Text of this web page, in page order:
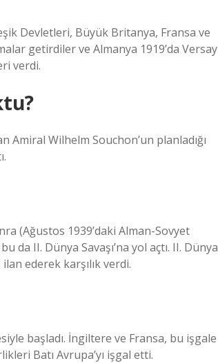
Devletleri, Büyük Britanya, Fransa ve
getirdiler ve Almanya 1919’da Versay
verdi.
Amiral Wilhelm Souchon’un planladığı
(Ağustos 1939’daki Alman-Sovyet
da II. Dünya Savaşı’na yol açtı. II. Dünya
ederek karşılık verdi.
başladı. İngiltere ve Fransa, bu işgale
Batı Avrupa’yı işgal etti.